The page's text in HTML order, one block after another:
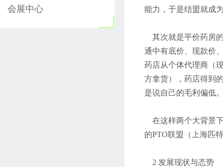
会展中心
能力，于是结盟就成
其次就是平价药房
通中有底价、现款价
药店从个体代理商（
方拿货），药店得到
是说自己的毛利偏低
在这样两个大背景
的PTO联盟（上海匹
2 发展现状与态势